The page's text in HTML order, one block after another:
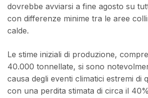
dovrebbe avviarsi a fine agosto su
con differenze minime tra le aree
calde.
Le stime iniziali di produzione,
40.000 tonnellate, si sono
causa degli eventi climatici estremi di
con una perdita stimata di circa il